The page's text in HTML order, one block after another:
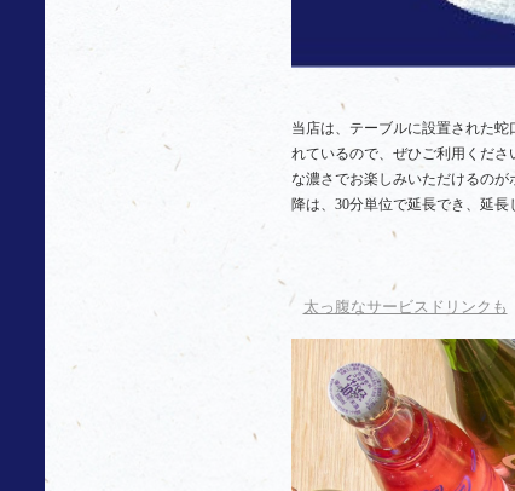
当店は、テーブルに設置された
れているので、ぜひご利用くだ
な濃さでお楽しみいただけるの
降は、30分単位で延長でき、延長
太っ腹なサービスドリンクも